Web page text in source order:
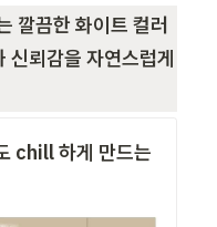
깔끔한 화이트 컬러
신뢰감을 자연스럽게
chill 하게 만드는